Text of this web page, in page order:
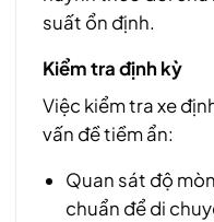
suất ổn định.
Kiểm tra định kỳ
Việc kiểm tra xe
vấn đề tiềm ẩn:
Quan sát độ
chuẩn để di